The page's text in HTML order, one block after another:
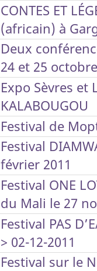
CONTES ET
(africain) à
Deux
24 et 25
Expo Sèvres et
KALABOUGOU
Festival de
Festival
février 2011
Festival ONE
du Mali le 27
Festival PAS
> 02-12-2011
Festival sur le